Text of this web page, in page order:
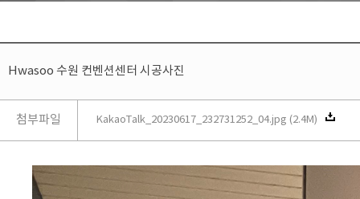
Hwasoo 수원 컨벤션센터 시공사진
첨부파일 KakaoTalk_20230617_232731252_04.jpg (2.4M)